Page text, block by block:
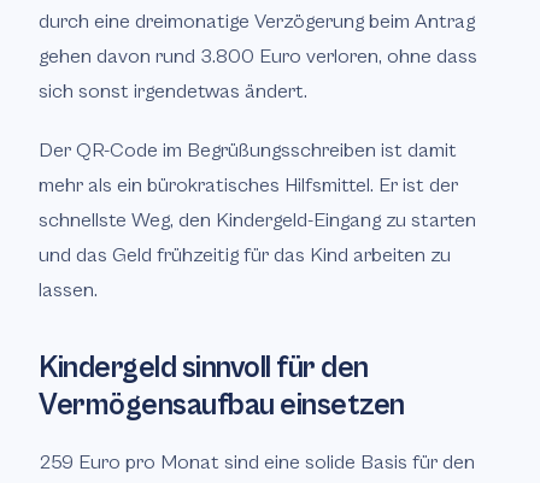
durch eine dreimonatige Verzögerung beim Antrag
gehen davon rund 3.800 Euro verloren, ohne dass
sich sonst irgendetwas ändert.
Der QR-Code im Begrüßungsschreiben ist damit
mehr als ein bürokratisches Hilfsmittel. Er ist der
schnellste Weg, den Kindergeld-Eingang zu starten
und das Geld frühzeitig für das Kind arbeiten zu
lassen.
Kindergeld sinnvoll für den
Vermögensaufbau einsetzen
259 Euro pro Monat sind eine solide Basis für den